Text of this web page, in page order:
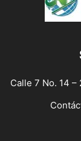
Calle 7 No. 14